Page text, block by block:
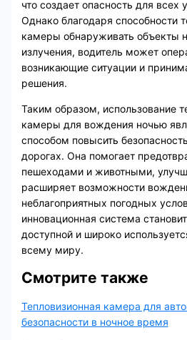
что создает опасность для всех
Однако благодаря способности
камеры обнаруживать объекты
излучения, водитель может
возникающие ситуации и
решения.
Таким образом, использование
камеры для вождения ночью
способом повысить
дорогах. Она помогает
пешеходами и животными,
расширяет возможности
неблагоприятных погодных
инновационная система
доступной и широко
всему миру.
Смотрите также
Тепловизионная камера для
безопасности в ночное время